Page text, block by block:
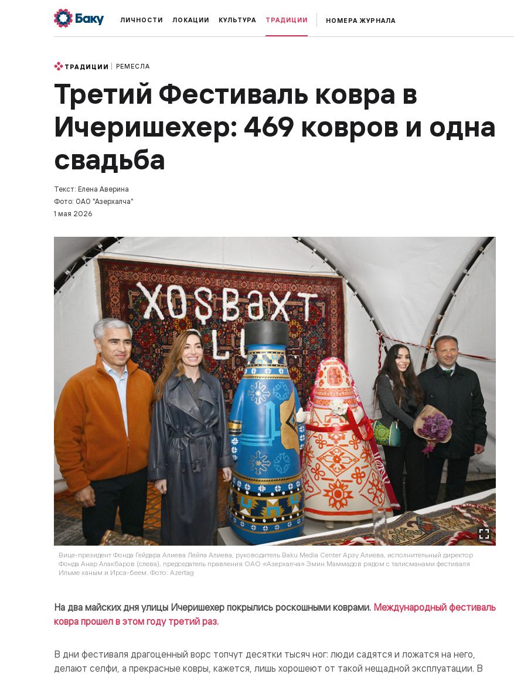
ЛИЧНОСТИ ЛОКАЦИИ КУЛЬТУРА ТРАДИЦИИ НОМЕРА ЖУРНАЛА
ТРАДИЦИИ РЕМЕСЛА
Третий Фестиваль ковра в
Ичеришехер: 469 ковров и одна
свадьба
Текст: Елена Аверина
Фото: ОАО "Азерхалча"
1 мая 2026
Вице-президент Фонда Гейдара Алиева Лейла Алиева, руководитель Baku Media Center Арзу Алиева, исполнительный директор
Фонда Анар Алакбаров (слева), председатель правления ОАО «Азерхалча» Эмин Маммадов рядом с талисманами фестиваля
Ильме ханым и Ирса-беем. Фото: Azertag
На два майских дня улицы Ичеришехер покрылись роскошными коврами. Международный фестиваль
ковра прошел в этом году третий раз.
В дни фестиваля драгоценный ворс топчут десятки тысяч ног: люди садятся и ложатся на него,
делают селфи, а прекрасные ковры, кажется, лишь хорошеют от такой нещадной эксплуатации. В